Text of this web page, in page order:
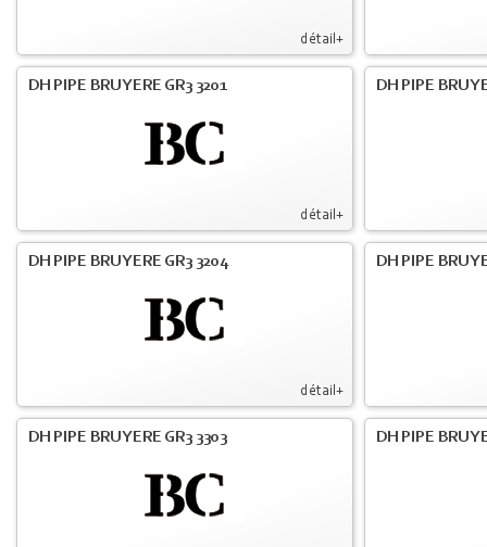
détail+
détail+
DH PIPE BRUYERE GR3 3201 DH PIPE
détail+
DH PIPE BRUYERE GR3 3204 DH PIPE
DH PIPE BRUYERE GR3 3303 DH PIPE